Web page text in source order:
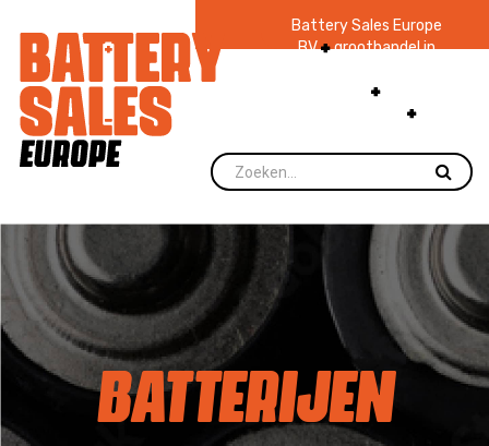
Battery Sales Europe
BV groothandel in
zaklampen Ruim 48
jaar ervaring
voorraad.
BATTERIJEN